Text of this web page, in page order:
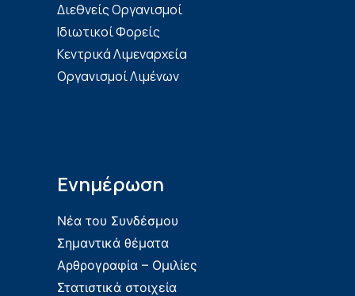
Διεθνείς Οργανισμοί
Ιδιωτικοί Φορείς
Κεντρικά Λιμεναρχεία
Οργανισμοί Λιμένων
Ενημέρωση
Νέα του Συνδέσμου
Σημαντικά θέματα
Αρθρογραφία – Ομιλίες
Στατιστικά στοιχεία